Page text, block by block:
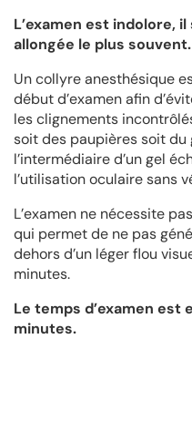
L’examen est indolore,
allongée le plus souvent.
Un collyre anesthésique
début d’examen afin
les clignements
soit des paupières soit
l’intermédiaire d’un gel
l’utilisation oculaire sans
L’examen ne nécessite
qui permet de ne pas
dehors d’un léger flou
minutes.
Le temps d’examen est
minutes.